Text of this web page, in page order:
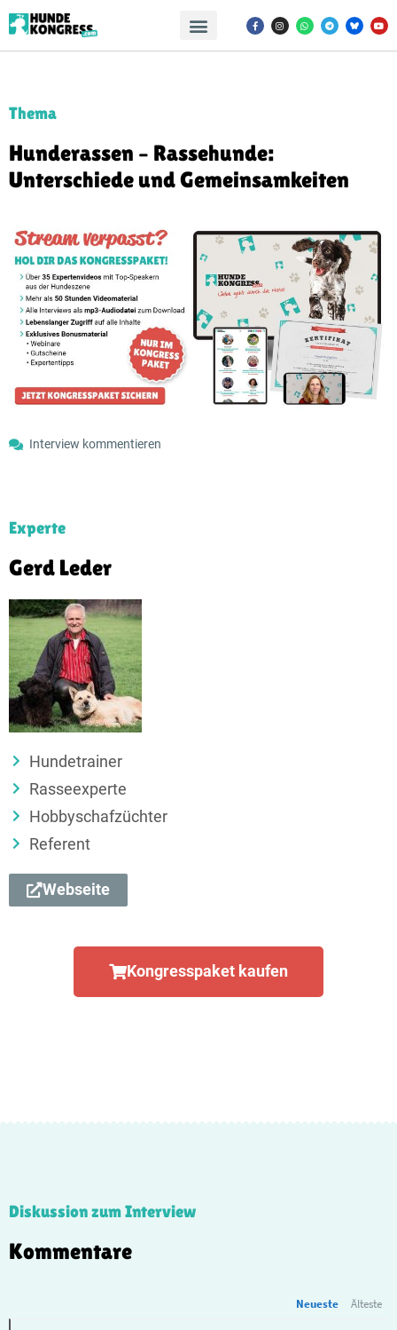
Thema
Hunderassen – Rassehunde:
Unterschiede und Gemeinsamkeiten
Interview kommentieren
Experte
Gerd Leder
Hundetrainer
Rasseexperte
Hobbyschafzüchter
Referent
Webseite
Kongresspaket kaufen
Diskussion zum Interview
Kommentare
Neueste Älteste